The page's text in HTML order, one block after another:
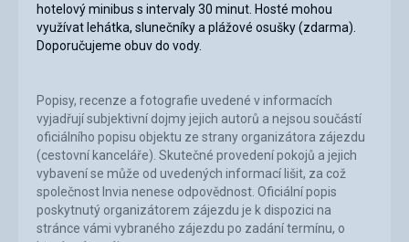
hotelový minibus s intervaly 30 minut. Hosté mohou
využívat lehátka, slunečníky a plážové osušky (zdarma).
Doporučujeme obuv do vody.
Popisy, recenze a fotografie uvedené v informacích
vyjadřují subjektivní dojmy jejich autorů a nejsou součástí
oficiálního popisu objektu ze strany organizátora zájezdu
(cestovní kanceláře). Skutečné provedení pokojů a jejich
vybavení se může od uvedených informací lišit, za což
společnost Invia nenese odpovědnost. Oficiální popis
poskytnutý organizátorem zájezdu je k dispozici na
stránce vámi vybraného zájezdu po zadání termínu, o